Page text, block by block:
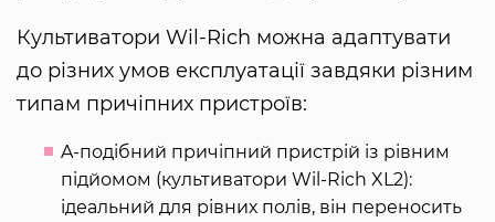
Культиватори Wil-Rich можна адаптувати
до різних умов експлуатації завдяки різним
типам причіпних пристроїв:
A-подібний причіпний пристрій із рівним
підйомом (культиватори Wil-Rich XL2):
ідеальний для рівних полів, він переносить